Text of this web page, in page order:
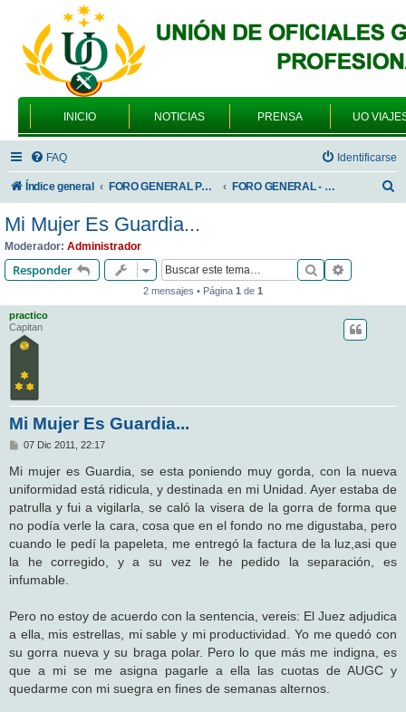
INICIO NOTICIAS PRENSA UO
FAQ Identificarse
Índice general FORO GENERAL PARA TODOS LOS USUARIOS FORO GENERAL - SONRIA, POR FAVOR
r
Mi Mujer Es Guardia...
Moderador: Administrador
Responder Buscar
2 mensajes • Página 1 de 1
practico
Capitan
Mi Mujer Es Guardia...
M
n
s
a
e
07 Dic 2011, 22:17
Mi mujer es Guardia, se esta poniendo muy gorda, con la nueva
uniformidad está ridicula, y destinada en mi Unidad. Ayer estaba de
patrulla y fui a vigilarla, se caló la visera de la gorra de forma que
no podía verle la cara, cosa que en el fondo no me digustaba, pero
cuando le pedí la papeleta, me entregó la factura de la luz,asi que
la he corregido, y a su vez le he pedido la separación, es
infumable.
Pero no estoy de acuerdo con la sentencia, vereis: El Juez adjudica
a ella, mis estrellas, mi sable y mi productividad. Yo me quedó con
su gorra nueva y su braga polar. Pero lo que más me indigna, es
que a mi se me asigna pagarle a ella las cuotas de AUGC y
quedarme con mi suegra en fines de semanas alternos.